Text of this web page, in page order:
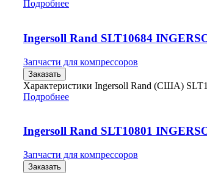
Подробнее
Ingersoll Rand SLT10684
Запчасти для компрессоров
Заказать
Характеристики Ingersoll Rand (США)
Подробнее
Ingersoll Rand SLT10801
Запчасти для компрессоров
Заказать